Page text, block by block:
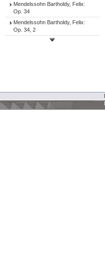
Mendelssohn Bartholdy, Felix:
Op. 34
Mendelssohn Bartholdy, Felix:
Op. 34, 2